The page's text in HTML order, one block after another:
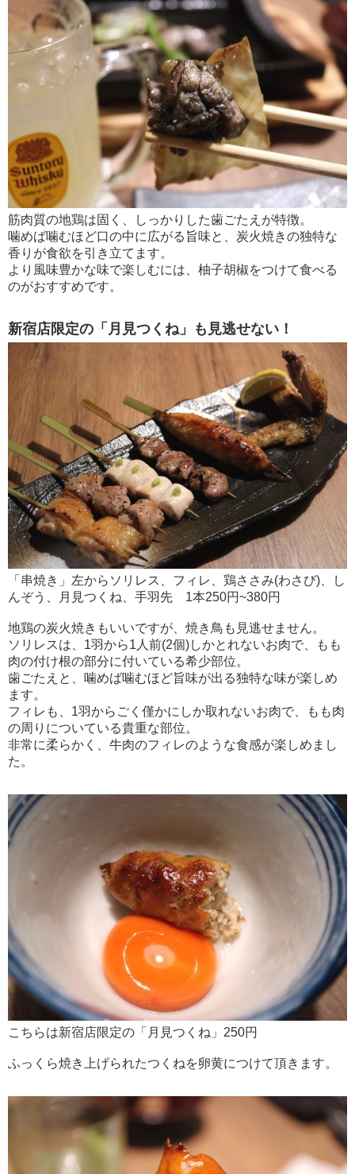
筋肉質の地鶏は固く、しっかりした歯ごたえが特徴。
噛めば噛むほど口の中に広がる旨味と、炭火焼きの独特な
香りが食欲を引き立てます。
より風味豊かな味で楽しむには、柚子胡椒をつけて食べる
のがおすすめです。
新宿店限定の「月見つくね」も見逃せない！
「串焼き」左からソリレス、フィレ、鶏ささみ(わさび)、し
んぞう、月見つくね、手羽先 1本250円~380円
地鶏の炭火焼きもいいですが、焼き鳥も見逃せません。
ソリレスは、1羽から1人前(2個)しかとれないお肉で、もも
肉の付け根の部分に付いている希少部位。
歯ごたえと、噛めば噛むほど旨味が出る独特な味が楽しめ
ます。
フィレも、1羽からごく僅かにしか取れないお肉で、もも肉
の周りについている貴重な部位。
非常に柔らかく、牛肉のフィレのような食感が楽しめまし
た。
こちらは新宿店限定の「月見つくね」250円
ふっくら焼き上げられたつくねを卵黄につけて頂きます。